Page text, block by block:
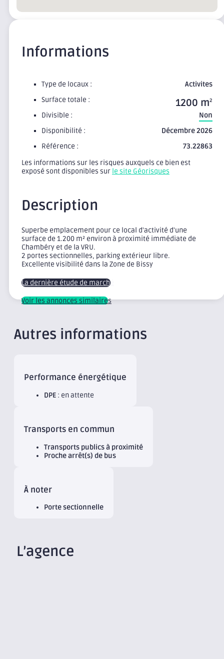
Informations
Type de locaux :
Activites
Surface totale :
1200 m2
Divisible :
Non
Disponibilité :
Décembre 2026
Référence :
73.22863
Les informations sur les risques auxquels ce bien est
exposé sont disponibles sur le site Géorisques
Description
Superbe emplacement pour ce local d'activité d'une
surface de 1.200 m² environ à proximité immédiate de
Chambéry et de la VRU.
2 portes sectionnelles, parking extérieur libre.
Excellente visibilité dans la Zone de Bissy
La dernière étude de marché
Voir les annonces similaires
Autres informations
Performance énergétique
DPE : en attente
Transports en commun
Transports publics à proximité
Proche arrêt(s) de bus
À noter
Porte sectionnelle
L’agence